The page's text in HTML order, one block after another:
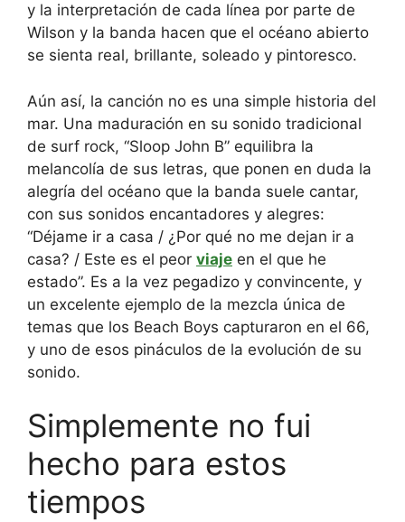
y la interpretación de cada línea por parte de
Wilson y la banda hacen que el océano abierto
se sienta real, brillante, soleado y pintoresco.
Aún así, la canción no es una simple historia del
mar. Una maduración en su sonido tradicional
de surf rock, “Sloop John B” equilibra la
melancolía de sus letras, que ponen en duda la
alegría del océano que la banda suele cantar,
con sus sonidos encantadores y alegres:
“Déjame ir a casa / ¿Por qué no me dejan ir a
casa? / Este es el peor viaje en el que he
estado”. Es a la vez pegadizo y convincente, y
un excelente ejemplo de la mezcla única de
temas que los Beach Boys capturaron en el 66,
y uno de esos pináculos de la evolución de su
sonido.
Simplemente no fui
hecho para estos
tiempos